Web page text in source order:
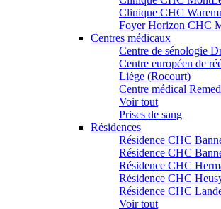
Clinique CHC
Foyer Horizon CHC
Centres médicaux
Centre de sénologie
Centre européen de
Liège (Rocourt)
Centre médical
Voir tout
Prises de sang
Résidences
Résidence CHC
Résidence CHC
Résidence CHC
Résidence CHC
Résidence CHC
Voir tout